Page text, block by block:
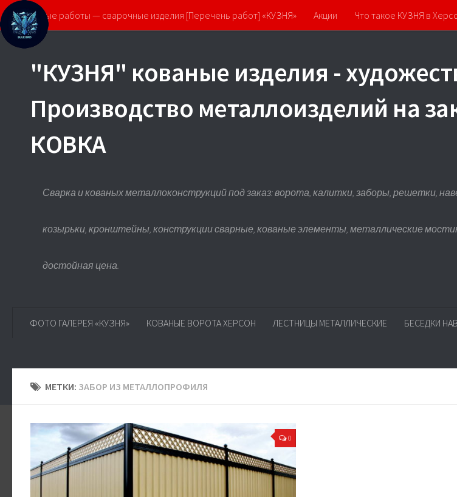
Кованые работы — сварочные изделия [Перечень работ] «КУЗНЯ» Акции Что такое КУЗНЯ в
"КУЗНЯ" кованые изделия -
Производство металлоизделий на
КОВКА
Сварка и кованых металлоконструкций под заказ: ворота, калитки, заборы, решетки,
козырьки, кронштейны, конструкции сварные, кованые элементы, металлические
достойная цена.
ФОТО ГАЛЕРЕЯ «КУЗНЯ» КОВАНЫЕ ВОРОТА ХЕРСОН ЛЕСТНИЦЫ МЕТАЛЛИЧЕСКИЕ БЕСЕДКИ
МЕТКИ: ЗАБОР ИЗ МЕТАЛЛОПРОФИЛЯ
0